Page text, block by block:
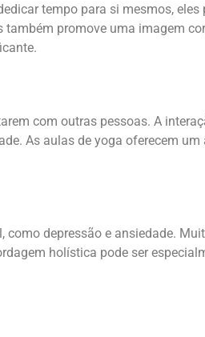
tempo para si mesmos, eles
também promove uma imagem
com outras pessoas. A
As aulas de yoga oferecem um
depressão e ansiedade.
holística pode ser